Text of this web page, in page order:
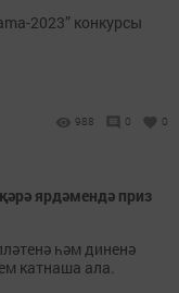
2023” конкурсы
988 0 0
ярдәмендә приз
һәм диненә
катнаша ала.